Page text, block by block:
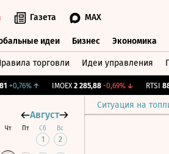
Газета MAX
идеи Бизнес Экономика
торговли Идеи управления
+0,76%↑ IMOEX 2 285,88 -0,69%↓ RTSI
Ситуация на
Август
Чт Пт Сб Вс
1 2